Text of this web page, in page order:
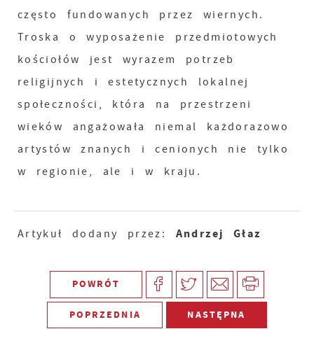
często fundowanych przez wiernych.
Troska o wyposażenie przedmiotowych
kościołów jest wyrazem potrzeb
religijnych i estetycznych lokalnej
społeczności, która na przestrzeni
wieków angażowała niemal każdorazowo
artystów znanych i cenionych nie tylko
w regionie, ale i w kraju.
Artykuł dodany przez: Andrzej Głaz
POWRÓT
POPRZEDNIA NASTĘPNA